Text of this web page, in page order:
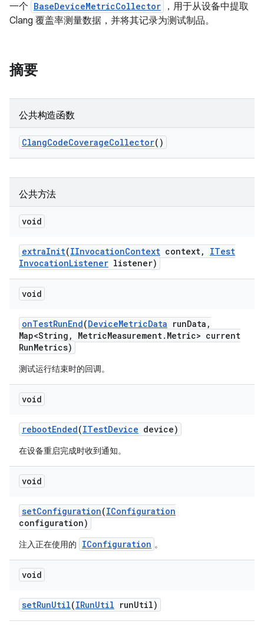
一个 BaseDeviceMetricCollector
，用于从设备中提取
Clang 覆盖率测量数据，并将其记录为测试制品。
摘要
公共构造函数
ClangCodeCoverageCollector()
公共方法
void
extraInit(IInvocationContext context,
ITest
InvocationListener listener)
void
onTestRunEnd(DeviceMetricData runData ,
Map<String , MetricMeasurement. Metric> current
RunMetrics)
测试运行结束时的回调。
void
rebootEnded(ITestDevice device)
在设备重启完成时收到通知。
void
setConfiguration(IConfiguration
configuration)
注入正在使用的 IConfiguration 。
void
setRunUtil(IRunUtil runUtil)